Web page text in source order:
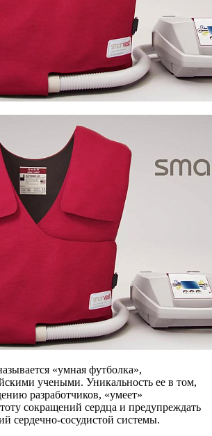
«умная футболка»,
учеными. Уникальность ее в том,
разработчиков, «умеет»
сокращений сердца и предупреждать
сердечно-сосудистой системы.